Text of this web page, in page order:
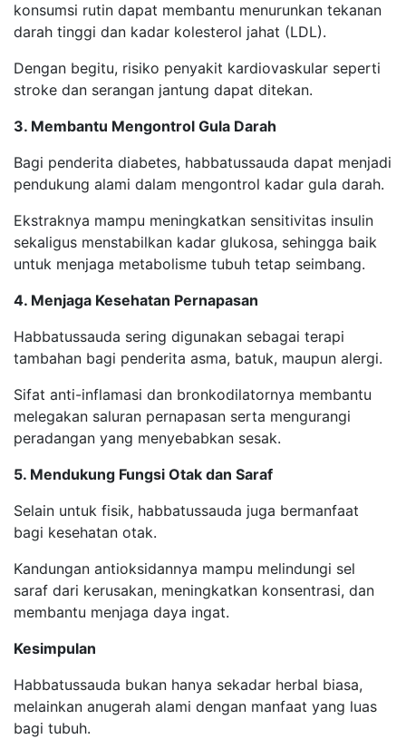
konsumsi rutin dapat membantu menurunkan tekanan
darah tinggi dan kadar kolesterol jahat (LDL).
Dengan begitu, risiko penyakit kardiovaskular seperti
stroke dan serangan jantung dapat ditekan.
3. Membantu Mengontrol Gula Darah
Bagi penderita diabetes, habbatussauda dapat menjadi
pendukung alami dalam mengontrol kadar gula darah.
Ekstraknya mampu meningkatkan sensitivitas insulin
sekaligus menstabilkan kadar glukosa, sehingga baik
untuk menjaga metabolisme tubuh tetap seimbang.
4. Menjaga Kesehatan Pernapasan
Habbatussauda sering digunakan sebagai terapi
tambahan bagi penderita asma, batuk, maupun alergi.
Sifat anti-inflamasi dan bronkodilatornya membantu
melegakan saluran pernapasan serta mengurangi
peradangan yang menyebabkan sesak.
5. Mendukung Fungsi Otak dan Saraf
Selain untuk fisik, habbatussauda juga bermanfaat
bagi kesehatan otak.
Kandungan antioksidannya mampu melindungi sel
saraf dari kerusakan, meningkatkan konsentrasi, dan
membantu menjaga daya ingat.
Kesimpulan
Habbatussauda bukan hanya sekadar herbal biasa,
melainkan anugerah alami dengan manfaat yang luas
bagi tubuh.